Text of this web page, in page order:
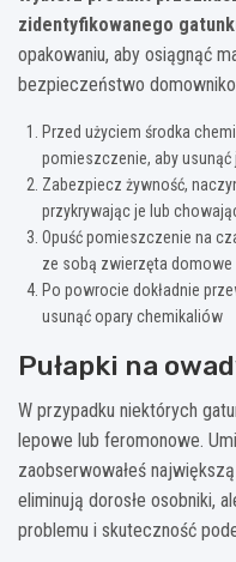
zidentyfikowanego
opakowaniu, aby osiągnąć
bezpieczeństwo
Przed użyciem środka
pomieszczenie, aby
Zabezpiecz żywność,
przykrywając je lub
Opuść pomieszczenie na
ze sobą zwierzęta domowe
Po powrocie dokładnie
usunąć opary chemikaliów
Pułapki na
W przypadku niektórych
lepowe lub feromonowe.
zaobserwowałeś
eliminują dorosłe osobniki,
problemu i skuteczność